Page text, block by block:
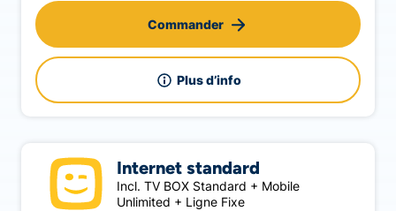
Plus d’info
Commander
Internet standard
Incl. TV BOX Standard + Mobile
Unlimited + Ligne Fixe